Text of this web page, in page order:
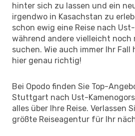
hinter sich zu lassen und ein
irgendwo in Kasachstan zu
schon ewig eine Reise nach
während andere vielleicht noch
suchen. Wie auch immer Ihr
hier genau richtig!
Bei Opodo finden Sie Top-
Stuttgart nach Ust-
alles über Ihre Reise. Verlassen
größte Reiseagentur für Ihr